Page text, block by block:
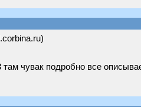
чувак подробно все